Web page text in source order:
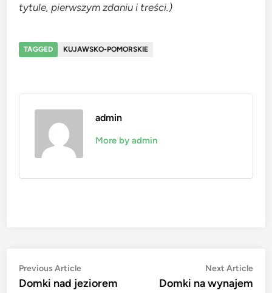
tytule, pierwszym zdaniu i treści.)
TAGGED KUJAWSKO-POMORSKIE
admin
More by admin
Nawigacja
wpisu
Previous ArticlePrevious
article:
Domki nad jeziorem
Next Article
Domki na wynajem